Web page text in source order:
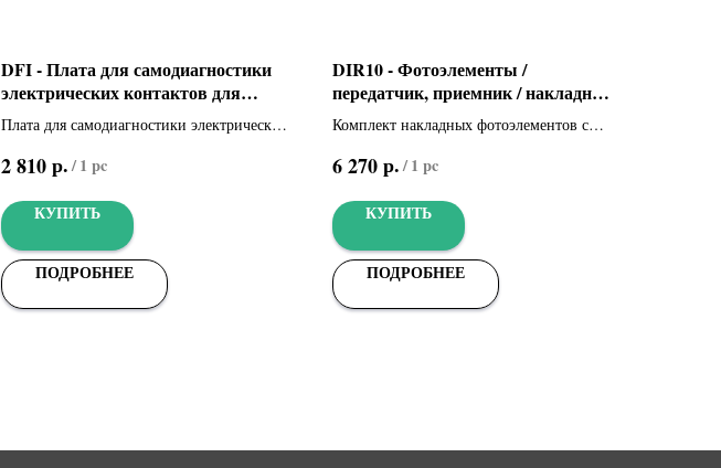
DFI - Плата для самодиагностики
электрических контактов для
серии DF (001DFI)
Плата для самодиагностики электрических
2 810р./1 pc
КУПИТЬ
ПОДРОБНЕЕ
DIR10 - Фотоэлементы /
передатчик, приемник / накладные,
дальность 10 м (001DIR10)
Комплект накладных фотоэлементов с
6 270р./1 pc
КУПИТЬ
ПОДРОБНЕЕ